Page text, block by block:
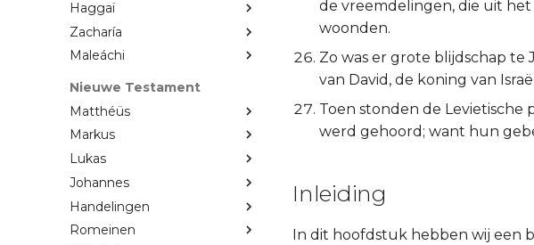
Haggaï
Zacharía
Maleáchi
Nieuwe Testament
Matthéüs
Markus
Lukas
Johannes
Handelingen
Romeinen
de vreemdelingen, die uit het
woonden.
Zo was er grote blijdschap te
van David, de koning van
Toen stonden de
werd gehoord; want hun
Inleiding
In dit hoofdstuk hebben wij een